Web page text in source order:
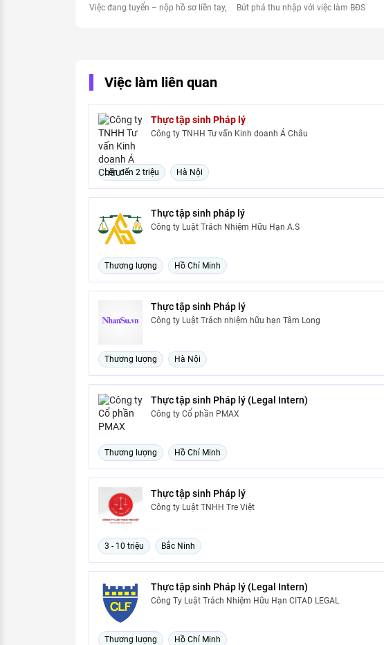
Việc đang tuyển – nộp hồ sơ liền tay
Bứt phá thu nhập với việc làm BĐS
Việc làm liên quan
Thực tập sinh Pháp lý
Công ty TNHH Tư vấn Kinh doanh Á Châu
Lên đến 2 triệu Hà Nội
Thực tập sinh pháp lý
Công ty Luật Trách Nhiệm Hữu Hạn A.S
Thương lượng Hồ Chí Minh
Thực tập sinh Pháp lý
Công ty Luật Trách nhiệm hữu hạn Tâm Long
Thương lượng Hà Nội
Thực tập sinh Pháp lý (Legal Intern)
Công ty Cổ phần PMAX
Thương lượng Hồ Chí Minh
Thực tập sinh Pháp lý
Công ty Luật TNHH Tre Việt
3 - 10 triệu Bắc Ninh
Thực tập sinh Pháp lý (Legal Intern)
Công Ty Luật Trách Nhiệm Hữu Hạn CITAD LEGAL
Thương lượng Hồ Chí Minh